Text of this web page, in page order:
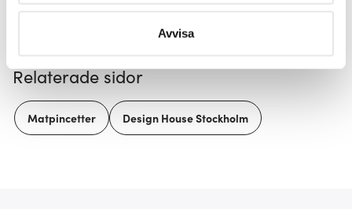
Du kan ändra eller dra tillbaka ditt samtycke när som
Vi använder cookies för att innehållet och annonserna
ska anpassas efter det som vi tror att du tycker om. Det
gör också att vi kan analysera vår trafik och göra
Avvisa
Relaterade sidor
Matpincetter Design House Stockholm